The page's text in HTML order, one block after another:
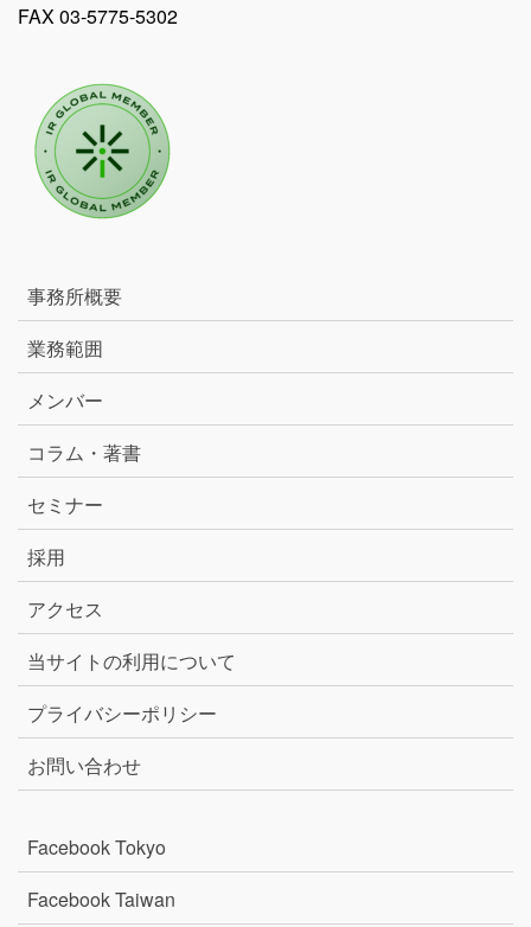
FAX 03-5775-5302
事務所概要
業務範囲
メンバー
コラム・著書
セミナー
採用
アクセス
当サイトの利用について
プライバシーポリシー
お問い合わせ
Facebook Tokyo
Facebook Taiwan